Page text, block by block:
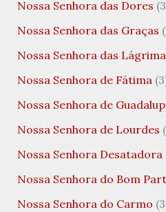
Nossa Senhora das Dores
Nossa Senhora das Graças
Nossa Senhora das
Nossa Senhora de Fátima
Nossa Senhora de
Nossa Senhora de Lourdes
Nossa Senhora Desatadora
Nossa Senhora do Bom
Nossa Senhora do Carmo